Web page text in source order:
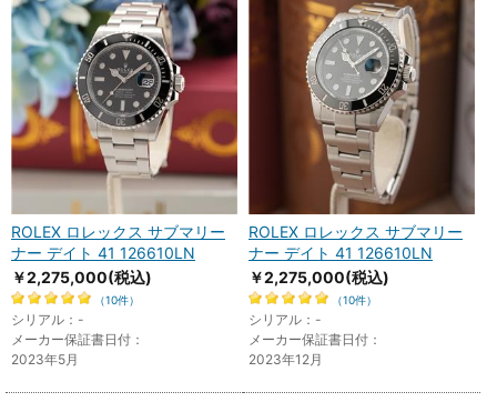
ROLEX ロレックス サブマリー
ナー デイト 41 126610LN
￥2,275,000(税込)
（10件）
シリアル：-
メーカー保証書日付：
2023年5月
ROLEX ロレックス サブマリー
ナー デイト 41 126610LN
￥2,275,000(税込)
（10件）
シリアル：-
メーカー保証書日付：
2023年12月